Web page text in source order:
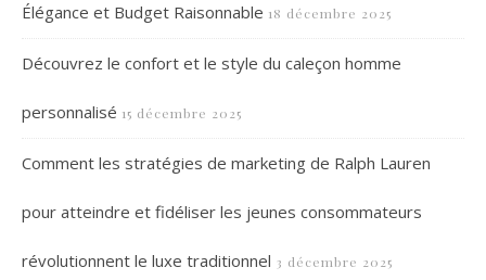
Élégance et Budget Raisonnable 18 décembre 2025
Découvrez le confort et le style du caleçon homme
personnalisé 15 décembre 2025
Comment les stratégies de marketing de Ralph Lauren
pour atteindre et fidéliser les jeunes consommateurs
révolutionnent le luxe traditionnel 3 décembre 2025